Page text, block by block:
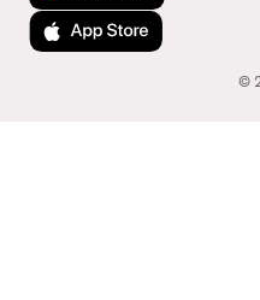
Laden im App Store
©